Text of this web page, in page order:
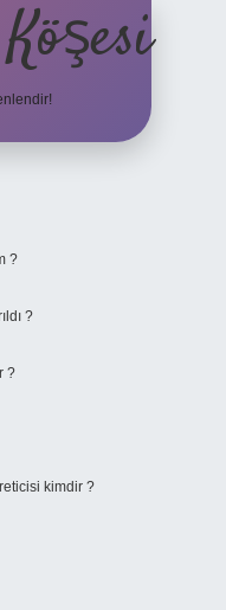
?
?
?
kimdir ?